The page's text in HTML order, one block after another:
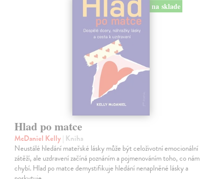
na sklade
Hlad po matce
McDaniel Kelly| Kniha
Neustálé hledání mateřské lásky může být celoživotní emocionální
zátěží, ale uzdravení začíná poznáním a pojmenováním toho, co nám
chybí. Hlad po matce demystifikuje hledání nenaplněné lásky a